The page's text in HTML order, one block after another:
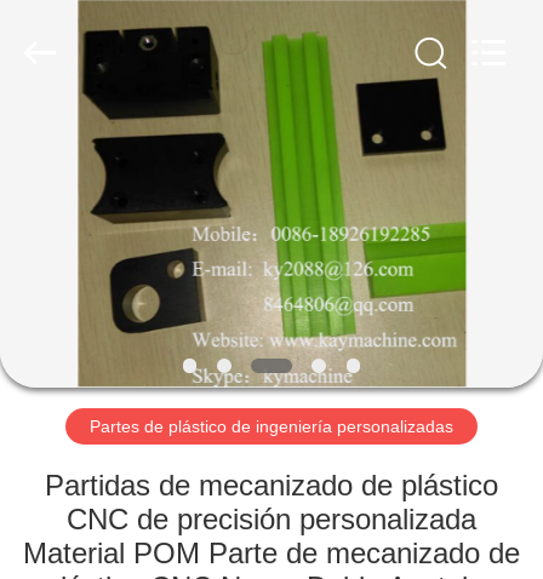
INICIO
PRODUCTOS
SOBRE
NOSOTROS
VISITA
FÁBRICA
Partes de plástico de ingeniería personalizadas
Partidas de mecanizado de plástico
CNC de precisión personalizada
Material POM Parte de mecanizado de